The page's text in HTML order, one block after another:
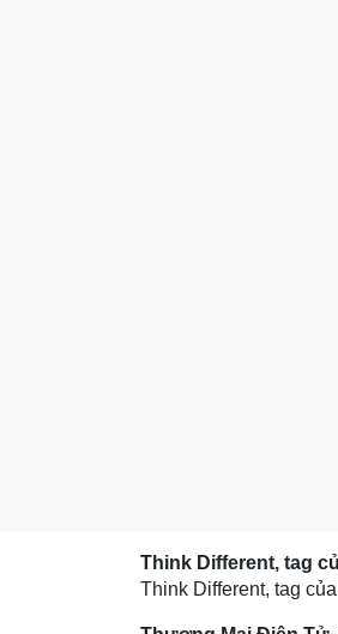
Think Different, tag
Think Different, tag